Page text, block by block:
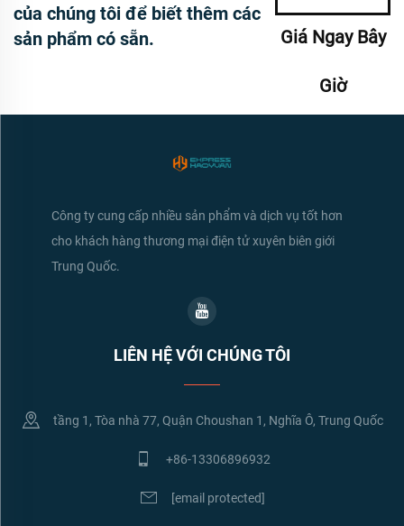
của chúng tôi để biết thêm các
sản phẩm có sẵn.
Giá Ngay Bây
Giờ
Công ty cung cấp nhiều sản phẩm và dịch vụ tốt hơn
cho khách hàng thương mại điện tử xuyên biên giới
Trung Quốc.
LIÊN HỆ VỚI CHÚNG TÔI
tầng 1, Tòa nhà 77, Quận Choushan 1, Nghĩa Ô, Trung Quốc
+86-13306896932
[email protected]